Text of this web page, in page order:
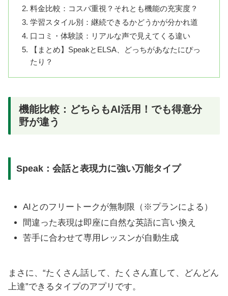
料金比較：コスパ重視？それとも機能の充実度？
学習スタイル別：継続できるかどうかが分かれ道
口コミ・体験談：リアルな声で見えてくる違い
【まとめ】SpeakとELSA、どっちがあなたにぴっ
たり？
機能比較：どちらもAI活用！でも得意分
野が違う
Speak：会話と表現力に強い万能タイプ
AIとのフリートークが無制限（※プランによる）
間違った表現は即座に自然な英語に言い換え
苦手に合わせて専用レッスンが自動生成
まさに、“たくさん話して、たくさん直して、どんどん
上達”できるタイプのアプリです。